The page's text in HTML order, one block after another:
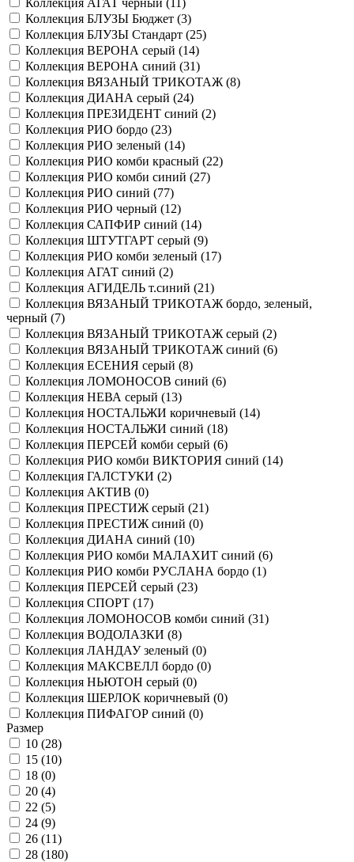
Коллекция АГАТ черный (
)
Коллекция БЛУЗЫ Бюджет (3)
Коллекция БЛУЗЫ Стандарт (25)
Коллекция ВЕРОНА серый (14)
Коллекция ВЕРОНА синий (31)
Коллекция ВЯЗАНЫЙ ТРИКОТАЖ (8)
Коллекция ДИАНА серый (24)
Коллекция ПРЕЗИДЕНТ синий (2)
Коллекция РИО бордо (23)
Коллекция РИО зеленый (14)
Коллекция РИО комби красный (22)
Коллекция РИО комби синий (27)
Коллекция РИО синий (77)
Коллекция РИО черный (12)
Коллекция САПФИР синий (14)
Коллекция ШТУТГАРТ серый (9)
Коллекция РИО комби зеленый (17)
Коллекция АГАТ синий (2)
Коллекция АГИДЕЛЬ т.синий (21)
Коллекция ВЯЗАНЫЙ ТРИКОТАЖ бордо, зеленый,
черный (7)
Коллекция ВЯЗАНЫЙ ТРИКОТАЖ серый (2)
Коллекция ВЯЗАНЫЙ ТРИКОТАЖ синий (6)
Коллекция ЕСЕНИЯ серый (8)
Коллекция ЛОМОНОСОВ синий (6)
Коллекция НЕВА серый (13)
Коллекция НОСТАЛЬЖИ коричневый (14)
Коллекция НОСТАЛЬЖИ синий (18)
Коллекция ПЕРСЕЙ комби серый (6)
Коллекция РИО комби ВИКТОРИЯ синий (14)
Коллекция ГАЛСТУКИ (2)
Коллекция АКТИВ (0)
Коллекция ПРЕСТИЖ серый (21)
Коллекция ПРЕСТИЖ синий (0)
Коллекция ДИАНА синий (10)
Коллекция РИО комби МАЛАХИТ синий (6)
Коллекция РИО комби РУСЛАНА бордо (1)
Коллекция ПЕРСЕЙ серый (23)
Коллекция СПОРТ (17)
Коллекция ЛОМОНОСОВ комби синий (31)
Коллекция ВОДОЛАЗКИ (8)
Коллекция ЛАНДАУ зеленый (0)
Коллекция МАКСВЕЛЛ бордо (0)
Коллекция НЬЮТОН серый (0)
Коллекция ШЕРЛОК коричневый (0)
Коллекция ПИФАГОР синий (0)
Размер
10 (28)
15 (10)
18 (0)
20 (4)
22 (5)
24 (9)
26 (11)
28 (180)